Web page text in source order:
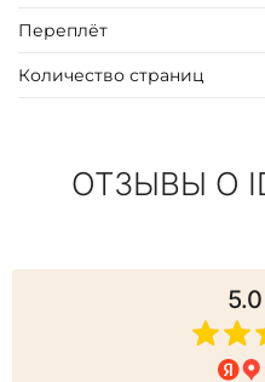
Переплёт
Количество страниц
ОТЗЫВЫ О
5.0